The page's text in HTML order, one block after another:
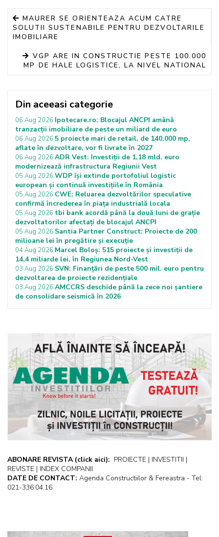
MAURER SE ORIENTEAZA ACUM CATRE
SOLUTII SUSTENABILE PENTRU DEZVOLTARILE
IMOBILIARE
VGP ARE IN CONSTRUCTIE PESTE 100.000
MP DE HALE LOGISTICE, LA NIVEL NATIONAL
Din aceeasi categorie
06 Aug 2026 Ipotecare.ro: Blocajul ANCPI amână
tranzacții imobiliare de peste un miliard de euro
06 Aug 2026 5 proiecte mari de retail, de 140.000 mp,
aflate în dezvoltare, vor fi livrate în 2027
06 Aug 2026 ADR Vest: Investiții de 1,18 mld. euro
modernizează infrastructura Regiunii Vest
05 Aug 2026 WDP își extinde portofoliul logistic
european și continuă investițiile în România
05 Aug 2026 CWE: Reluarea dezvoltărilor speculative
confirmă încrederea în piața industrială locala
05 Aug 2026 tbi bank acordă până la două luni de grație
dezvoltatorilor afectați de blocajul ANCPI
05 Aug 2026 Santia Partner Construct: Proiecte de 200
milioane lei în pregătire și execuție
04 Aug 2026 Marcel Boloș: 515 proiecte și investiții de
14,4 miliarde lei, în Regiunea Nord-Vest
03 Aug 2026 SVN: Finanțări de peste 500 mil. euro pentru
dezvoltarea de proiecte rezidențiale
03 Aug 2026 AMCCRS deschide până la zece noi șantiere
de consolidare seismică în 2026
ABONARE REVISTA (click aici): PROIECTE | INVESTITII |
REVISTE | INDEX COMPANII
DATE DE CONTACT: Agenda Constructiilor & Fereastra - Tel:
021-336.04.16